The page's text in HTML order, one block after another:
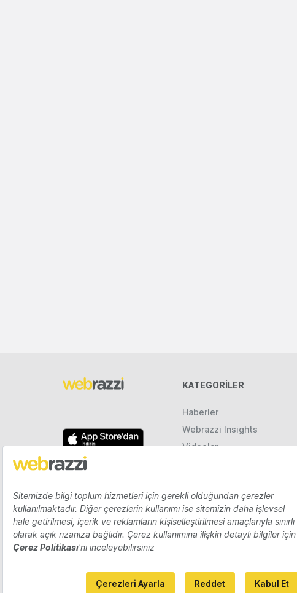
KATEGORILER
Haberler
Webrazzi Insights
Videolar